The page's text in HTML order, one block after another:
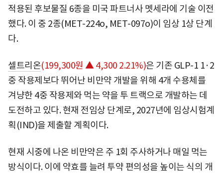
적용된 후보물질 6종을 미국 파트너사 멧세라에 기술 이전
했다. 이 중 2종(MET-224o, MET-097o)이 임상 1상 단계
다.
셀트리온(199,300원 ▲ 4,300 2.21%)은 기존 GLP-1 1·2
중 작용제보다 뛰어난 비만약 개발을 위해 4개 수용체를
겨냥한 4중 작용제와 먹는 약을 투 트랙으로 개발하는 데
도전하고 있다. 현재 전임상 단계로, 2027년에 임상시험계
획(IND)을 제출할 계획이다.
현재 시중에 나온 비만약은 주 1회 주사하거나 매일 먹는
방식이다. 이에 약효를 늘려 투약 편의성을 높이는 식의 개